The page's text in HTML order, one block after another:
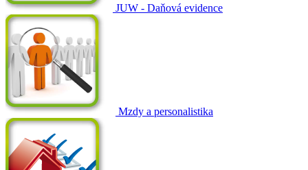
JUW - Daňová evidence
Mzdy a personalistika